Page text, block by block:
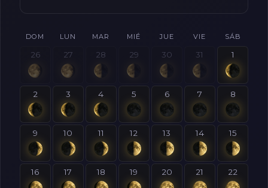
DOM LUN MAR MIÉ JUE VIE SÁB
26 27 28 29 30 31 1
2 3 4 5 6 7 8
9 10 11 12 13 14 15
16 17 18 19 20 21 22